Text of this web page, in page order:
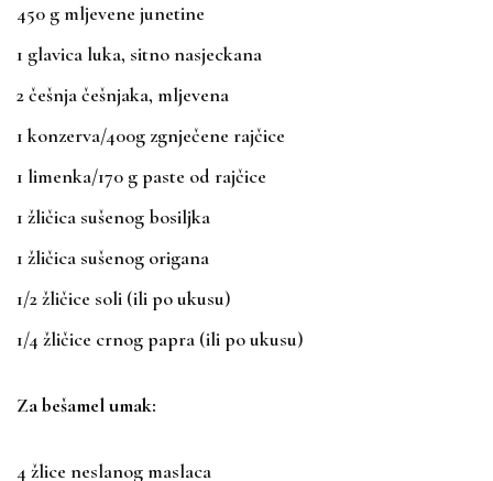
450 g mljevene junetine
1 glavica luka, sitno nasjeckana
2 češnja češnjaka, mljevena
1 konzerva/400g zgnječene rajčice
1 limenka/170 g paste od rajčice
1 žličica sušenog bosiljka
1 žličica sušenog origana
1/2 žličice soli (ili po ukusu)
1/4 žličice crnog papra (ili po ukusu)
Za bešamel umak:
4 žlice neslanog maslaca